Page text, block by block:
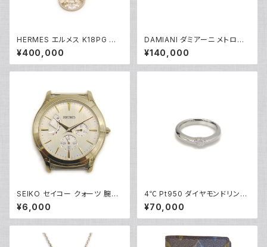
HERMES エルメス K18PG エ
クスリブリスPM 1Pダイヤモンド
ネックレス 18金 ピンクゴールド
Y05123
¥400,000
DAMIANI ダミアーニ メトロポ
リタンドリーム 1Pダイヤモンド
リング K18WG 18金 指輪 17号
Y05256
¥140,000
SEIKO セイコー クォーツ 腕時
計 白文字盤 5Y66-0AB0 ※ベ
ルト無し Y05278
¥6,000
4℃ Pt950 ダイヤモンドリング
[True Love] プラチナ 指輪 8
号 Y05242
¥70,000